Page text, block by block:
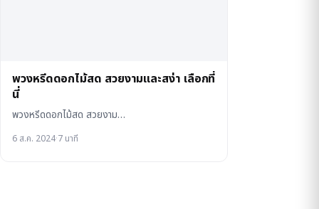
พวงหรีดดอกไม้สด สวยงามและสง่า เลือกที่
นี่
พวงหรีดดอกไม้สด สวยงาม…
6 ส.ค. 2024·7 นาที